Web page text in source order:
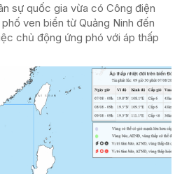
sự quốc gia vừa có Công điện
ven biển từ Quảng Ninh đến
chủ động ứng phó với áp thấp